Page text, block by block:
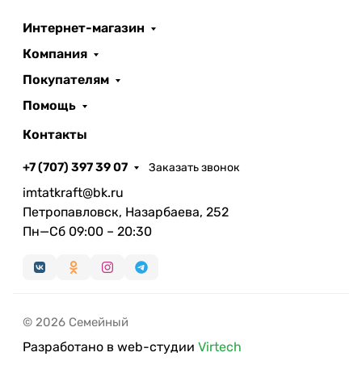
Интернет-магазин
Компания
Покупателям
Помощь
Контакты
+7 (707) 397 39 07 Заказать звонок
imtatkraft@bk.ru
Петропавловск, Назарбаева, 252
Пн—Сб 09:00 – 20:30
© 2026 Семейный
Разработано в web-студии Virtech